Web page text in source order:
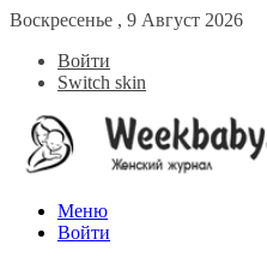
Воскресенье , 9 Август 2026
Войти
Switch skin
Меню
Войти